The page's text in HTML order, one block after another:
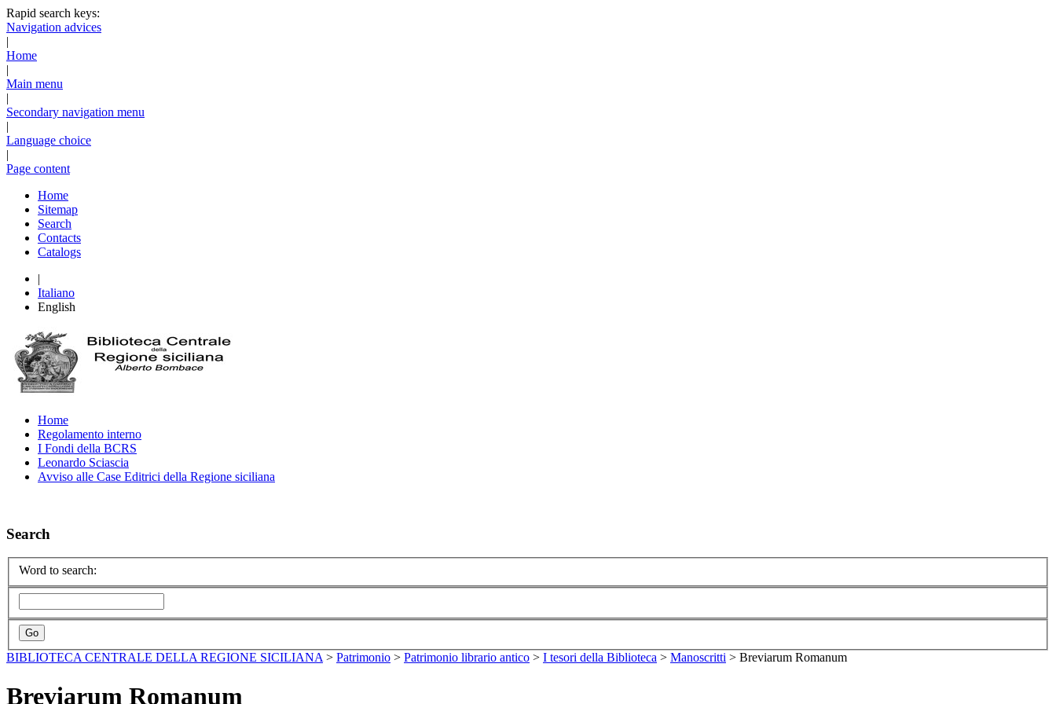
Rapid search keys:
Navigation advices
|
Home
|
Main menu
|
Secondary navigation menu
|
Language choice
|
Page content
Home
Sitemap
Search
Contacts
Catalogs
|
Italiano
English
Home
Regolamento interno
I Fondi della BCRS
Leonardo Sciascia
Avviso alle Case Editrici della Regione siciliana
Search
Word to search:
BIBLIOTECA CENTRALE DELLA REGIONE SICILIANA > Patrimonio > Patrimonio librario antico > I tesori della Biblioteca > Manoscritti > Breviarum Romanum
Breviarum Romanum